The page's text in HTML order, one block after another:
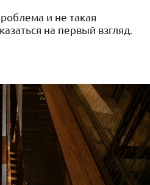
и не такая
на первый взгляд.